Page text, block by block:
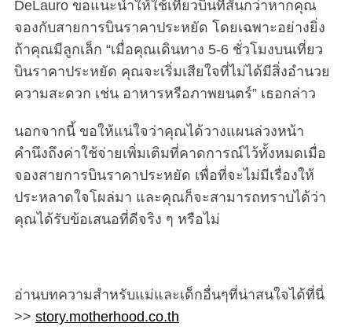
DeLauro ขอแนะนำให้ใช้เที่ยวบินที่สั้นกว่าหากคุณ
จองกับสายการบินราคาประหยัด โดยเฉพาะอย่างยิ่ง
ถ้าคุณมีลูกเล็ก “เมื่อคุณเดินทาง 5-6 ชั่วโมงบนเที่ยว
บินราคาประหยัด คุณจะเริ่มเสียใจที่ไม่ได้มีสิ่งอำนวย
ความสะดวก เช่น อาหารหรือภาพยนตร์” เธอกล่าว
นอกจากนี้ ขอให้แน่ใจว่าคุณได้วางแผนล่วงหน้า
คำนึงถึงค่าใช้จ่ายเพิ่มเติมที่คาดการณ์ไว้ทั้งหมดเมื่อ
จองสายการบินราคาประหยัด เพื่อที่จะไม่มีเรื่องให้
ประหลาดใจโผล่มา และคุณก็จะสามารถทราบได้ว่า
คุณได้รับข้อเสนอที่ดีจริง ๆ หรือไม่
อ่านบทความสำหรับแม่และเด็กอื่นๆที่น่าสนใจได้ที่นี่
>> story.motherhood.co.th